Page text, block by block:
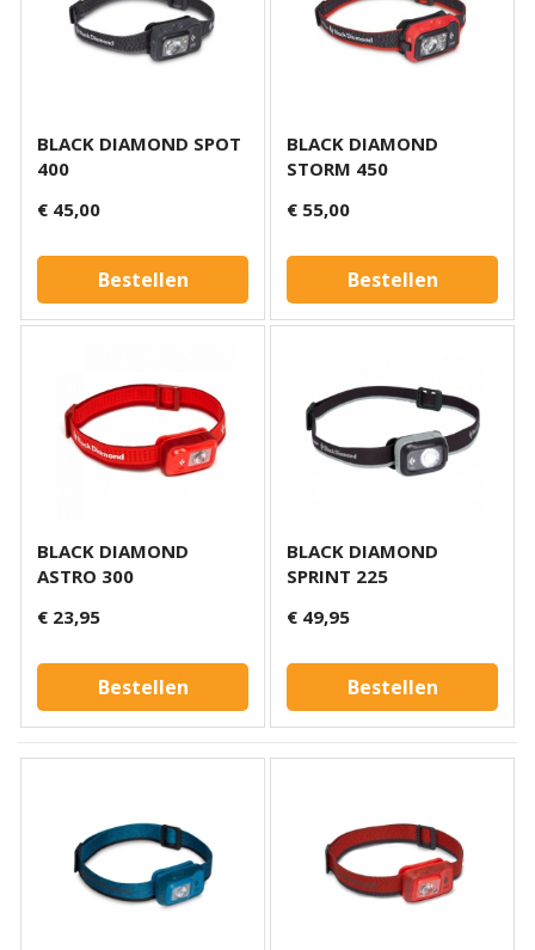
BLACK DIAMOND SPOT
400
€ 45,00
Bestellen
BLACK DIAMOND
STORM 450
€ 55,00
Bestellen
BLACK DIAMOND
ASTRO 300
€ 23,95
Bestellen
BLACK DIAMOND
SPRINT 225
€ 49,95
Bestellen